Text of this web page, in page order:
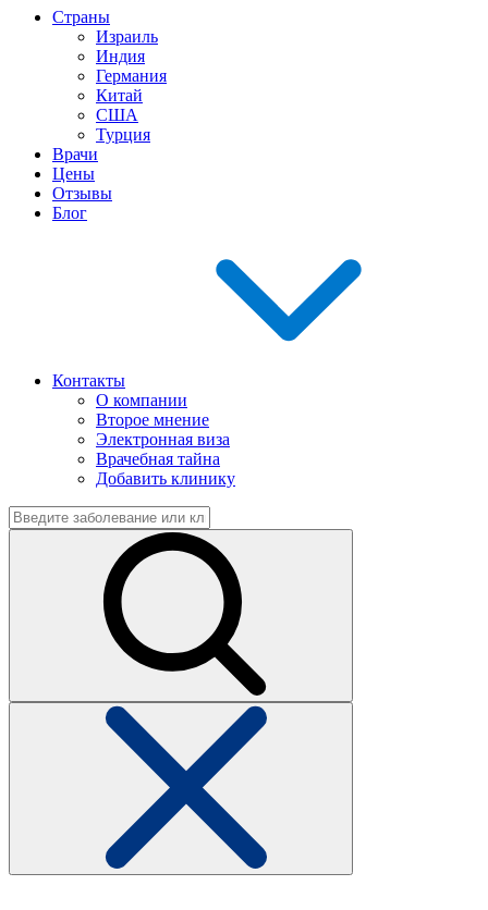
Страны
Израиль
Индия
Германия
Китай
США
Турция
Врачи
Цены
Отзывы
Блог
Контакты
О компании
Второе мнение
Электронная виза
Врачебная тайна
Добавить клинику